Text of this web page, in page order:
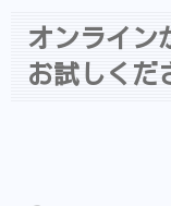
オンライン
お試しくだ